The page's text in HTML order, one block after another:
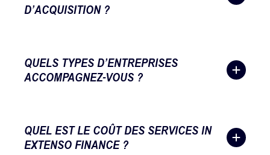
D’ACQUISITION ?
QUELS TYPES D’ENTREPRISES
ACCOMPAGNEZ-VOUS ?
QUEL EST LE COÛT DES SERVICES IN
EXTENSO FINANCE ?